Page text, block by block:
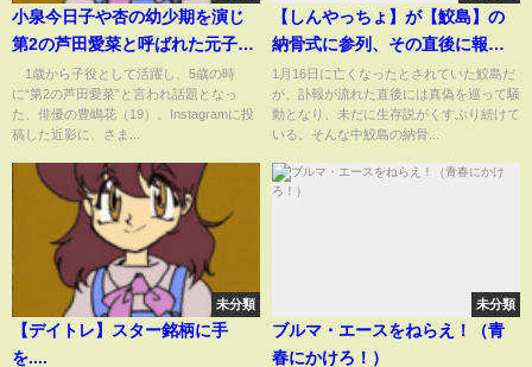
小泉今日子や杏の幼少期を演じ
第2の芦田愛菜と呼ばれた元子
役・豊嶋花（19）、浴衣姿など
を公開 「大人女子になった
ね〜」など絶賛の声(ABEMA
1歳から子役として活躍し、5歳の時
に“第2の芦田愛菜”と言われ話題となっ
た、俳優の豊嶋花（19）。Instagramに投
稿した近影に、さま...
【しんやっちょ】が【鮫島】の
納骨式に参列、その直後に報告
配信【まゆゆ】も大阪から
1月16日に亡くなったとされていた鮫島だ
が、訃報が流れた直後には真偽を巡って騒
動となり、未だに生存説がくすぶり続けて
いる。そんな中鮫島の納骨...
未分類
【デイトレ】スター銘柄に手
を....
未分類
ブルマ・エースをねらえ！（青
春にかけろ！）